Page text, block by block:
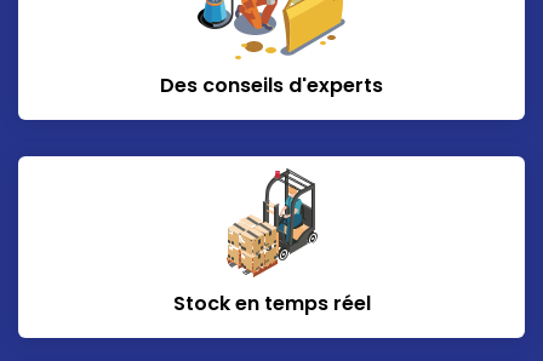
Des conseils d'experts
Stock en temps réel